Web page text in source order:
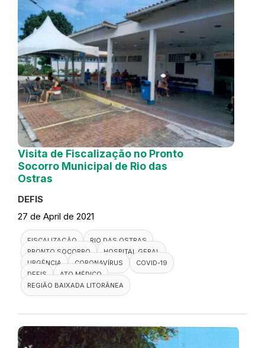
Visita de Fiscalização no Pronto
Socorro Municipal de Rio das
Ostras
DEFIS
27 de April de 2021
FISCALIZAÇÃO
RIO DAS OSTRAS
PRONTO SOCORRO
HOSPITAL GERAL
URGÊNCIA
CORONAVÍRUS
COVID-19
DEFIS
ATO MÉDICO
REGIÃO BAIXADA LITORÂNEA